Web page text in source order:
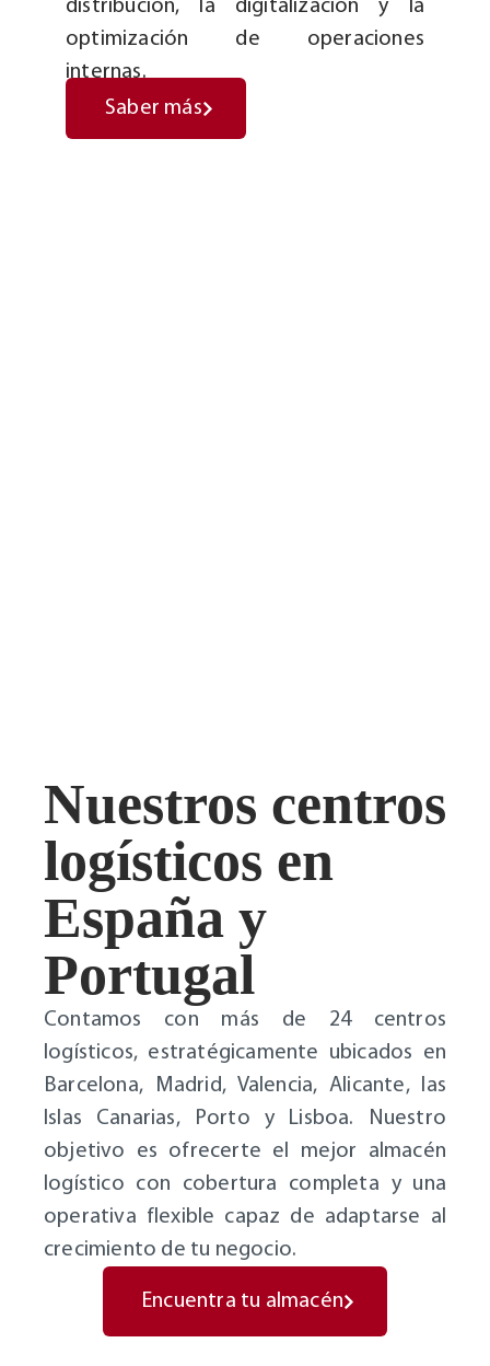
distribución, la digitalización y la
optimización de operaciones
internas.
Saber más
Nuestros centros
logísticos en
España y
Portugal
Contamos con más de 24 centros
logísticos, estratégicamente ubicados en
Barcelona, Madrid, Valencia, Alicante, las
Islas Canarias, Porto y Lisboa. Nuestro
objetivo es ofrecerte el mejor almacén
logístico con cobertura completa y una
operativa flexible capaz de adaptarse al
crecimiento de tu negocio.
Encuentra tu almacén